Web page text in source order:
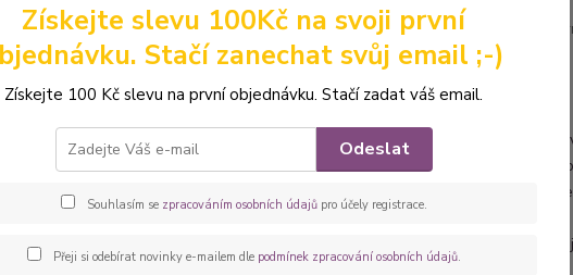
Kabelky a batohy BATOHY A BATŮŽKY Vaky na záda Peštovka CITY BAG
CITY BAG *černobílé míče*
Vaky na záda
pro dospělé tak
praktickým
kočárkoviny
cm, délka
Získejte slevu 100Kč na svoji první
Stačí zanechat svůj email ;-)
Získejte 100 Kč slevu na první objednávku. Stačí zadat váš email.
Odeslat
Souhlasím se zpracováním osobních údajůpro účely registrace.
Přeji si odebírat novinky e-mailem dle podmínek zpracování osobních údajů.